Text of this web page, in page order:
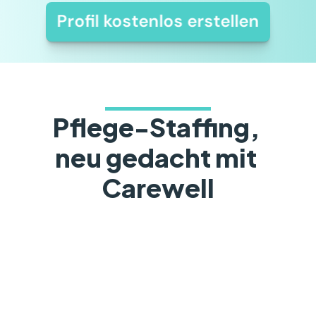
Profil kostenlos erstellen
Pflege-Staffing,
neu gedacht mit
Carewell